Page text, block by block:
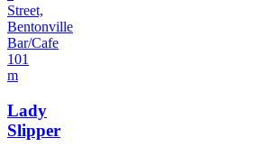
Street,
Bentonville
Bar/Cafe
101
m
Lady
Slipper